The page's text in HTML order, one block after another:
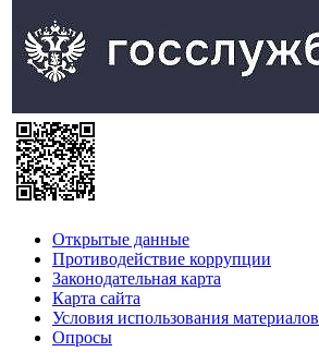
Открытые данные
Противодействие коррупции
Законодательная карта
Карта сайта
Условия использования материалов
Опросы